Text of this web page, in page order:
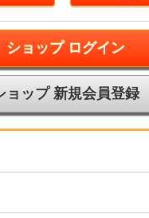
ショップ ログイン
ョップ 新規会員登録